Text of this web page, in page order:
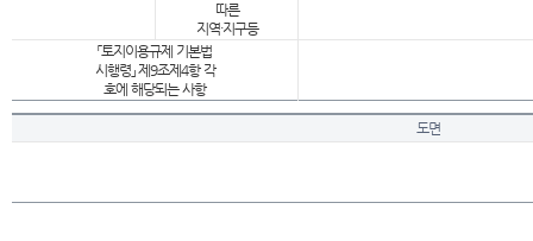
따른
지역·지구등
「토지이용규제 기본법
시행령」 제9조제4항 각
호에 해당되는 사항
도면